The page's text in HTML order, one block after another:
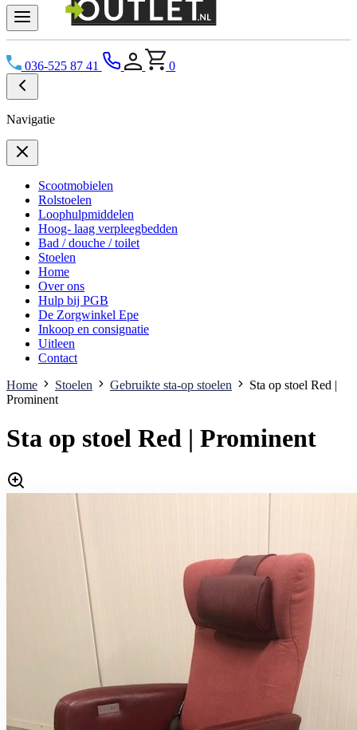
036-525 87 41 0
Navigatie
Scootmobielen
Rolstoelen
Loophulpmiddelen
Hoog- laag verpleegbedden
Bad / douche / toilet
Stoelen
Home
Over ons
Hulp bij PGB
De Zorgwinkel Epe
Inkoop en consignatie
Uitleen
Contact
Home
Stoelen Gebruikte sta-op stoelen
Sta op stoel Red |
Prominent
Sta op stoel Red | Prominent